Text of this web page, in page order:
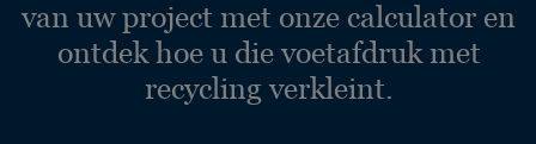
van uw project met onze calculator en
ontdek hoe u die voetafdruk met
recycling verkleint.